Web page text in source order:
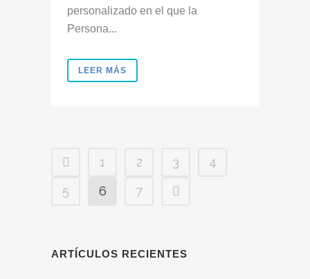
personalizado en el que la
Persona...
LEER MÁS
1 2 3
4
5
6 7
ARTÍCULOS RECIENTES